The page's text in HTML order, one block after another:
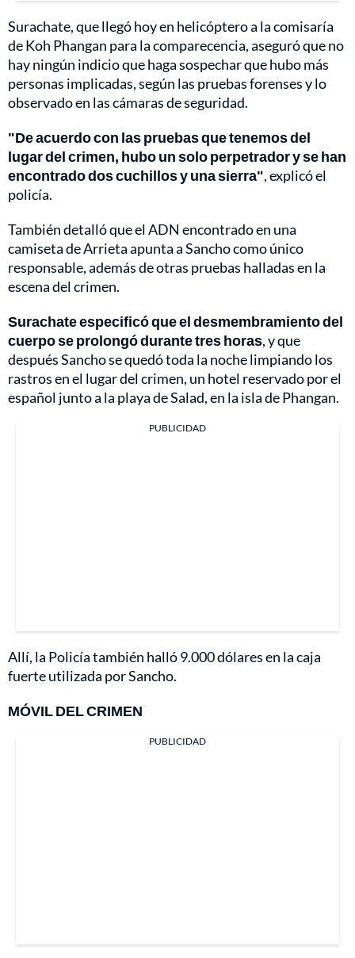
Surachate, que llegó hoy en helicóptero a la comisaría
de Koh Phangan para la comparecencia, aseguró que no
hay ningún indicio que haga sospechar que hubo más
personas implicadas, según las pruebas forenses y lo
observado en las cámaras de seguridad.
"De acuerdo con las pruebas que tenemos del
lugar del crimen, hubo un solo perpetrador y se han
encontrado dos cuchillos y una sierra", explicó el
policía.
También detalló que el ADN encontrado en una
camiseta de Arrieta apunta a Sancho como único
responsable, además de otras pruebas halladas en la
escena del crimen.
Surachate especificó que el desmembramiento del
cuerpo se prolongó durante tres horas, y que
después Sancho se quedó toda la noche limpiando los
rastros en el lugar del crimen, un hotel reservado por el
español junto a la playa de Salad, en la isla de Phangan.
PUBLICIDAD
Allí, la Policía también halló 9.000 dólares en la caja
fuerte utilizada por Sancho.
MÓVIL DEL CRIMEN
PUBLICIDAD